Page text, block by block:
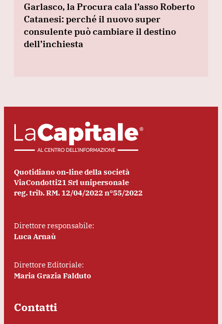
Garlasco, la Procura cala l’asso Roberto
Catanesi: perché il nuovo super
consulente può cambiare il destino
dell’inchiesta
Quotidiano on-line della società
ViaCondotti21 Srl unipersonale
reg. trib. RM. 12/04/2022 n°55/2022
Direttore responsabile:
Luca Arnaù
Direttore Editoriale:
Maria Grazia Falduto
Contatti